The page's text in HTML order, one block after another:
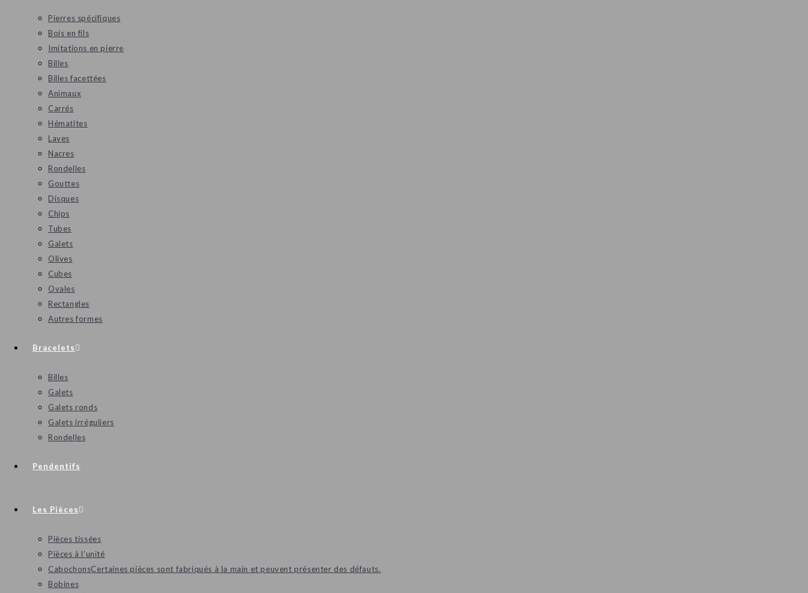
Pierres spécifiques
Bois en fils
Imitations en pierre
Billes
Billes facettées
Animaux
Carrés
Hématites
Laves
Nacres
Rondelles
Gouttes
Disques
Chips
Tubes
Galets
Olives
Cubes
Ovales
Rectangles
Autres formes
Bracelets
Billes
Galets
Galets ronds
Galets irréguliers
Rondelles
Pendentifs
Les Pièces
Pièces tissées
Pièces à l’unité
CabochonsCertaines pièces sont fabriqués à la main et peuvent présenter des défauts.
Bobines